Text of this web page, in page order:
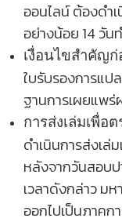
ออนไลน์ ต้องดำ
อย่างน้อย 14 วั
เงื่อนไขสำคัญก่
ใบรับรองการแปล
ฐานการเผยแพ
การส่งเล่มเพื่อ
ดำเนินการส่งเล่
หลังจากวันสอบป
เวลาดังกล่าว ม
ออกไปเป็นภาคก